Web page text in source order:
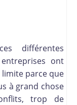
différentes
ont
parce que
à grand chose
trop de